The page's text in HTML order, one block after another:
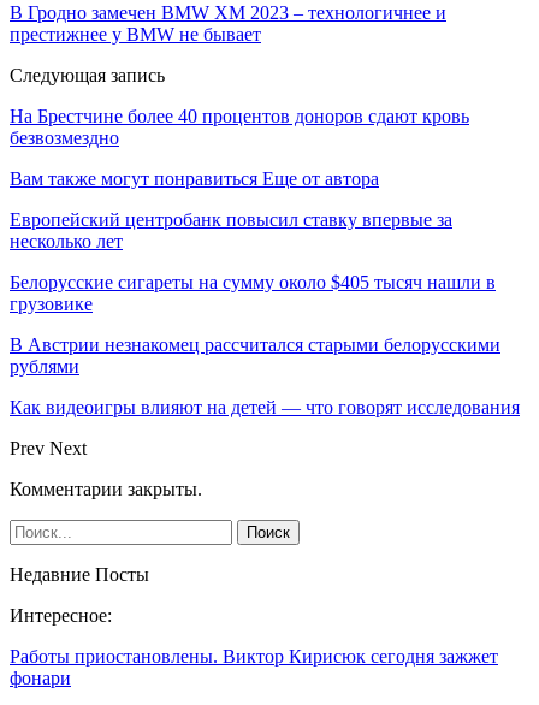
В Гродно замечен BMW XM 2023 – технологичнее и
престижнее у BMW не бывает
Следующая запись
На Брестчине более 40 процентов доноров сдают кровь
безвозмездно
Вам также могут понравиться Еще от автора
Европейский центробанк повысил ставку впервые за
несколько лет
Белорусские сигареты на сумму около $405 тысяч нашли в
грузовике
В Австрии незнакомец рассчитался старыми белорусскими
рублями
Как видеоигры влияют на детей — что говорят исследования
Prev Next
Комментарии закрыты.
Недавние Посты
Интересное:
Работы приостановлены. Виктор Кирисюк сегодня зажжет
фонари